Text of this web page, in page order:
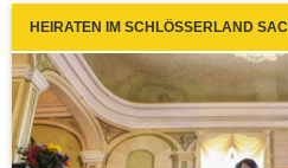
HEIRATEN IM SCHLÖSSERLAND